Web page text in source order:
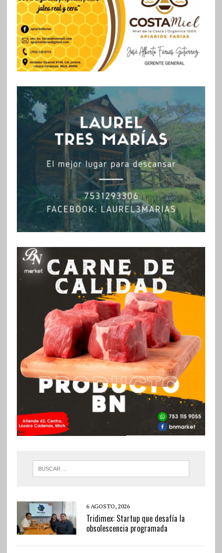
6 AGOSTO, 2026
Tridimex: Startup que desafía la
obsolescencia programada